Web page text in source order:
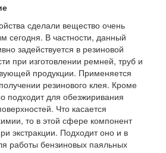
сделали вещество очень
сегодня. В частности, данный
задействуется в резиновой
при изготовлении ремней, труб и
продукции. Применяется
резинового клея. Кроме
подходит для обезжиривания
Что касается
то в этой сфере компонент
экстракции. Подходит оно и в
работы бензиновых паяльных